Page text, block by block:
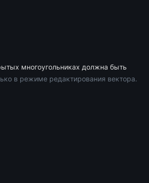
многоугольниках должна быть
в режиме редактирования вектора.